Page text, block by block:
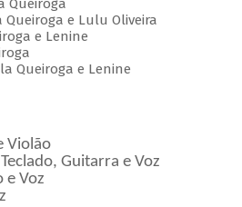
Queiroga
e Lulu Oliveira
e Lenine
Queiroga e Lenine
Violão
Guitarra e Voz
e Voz